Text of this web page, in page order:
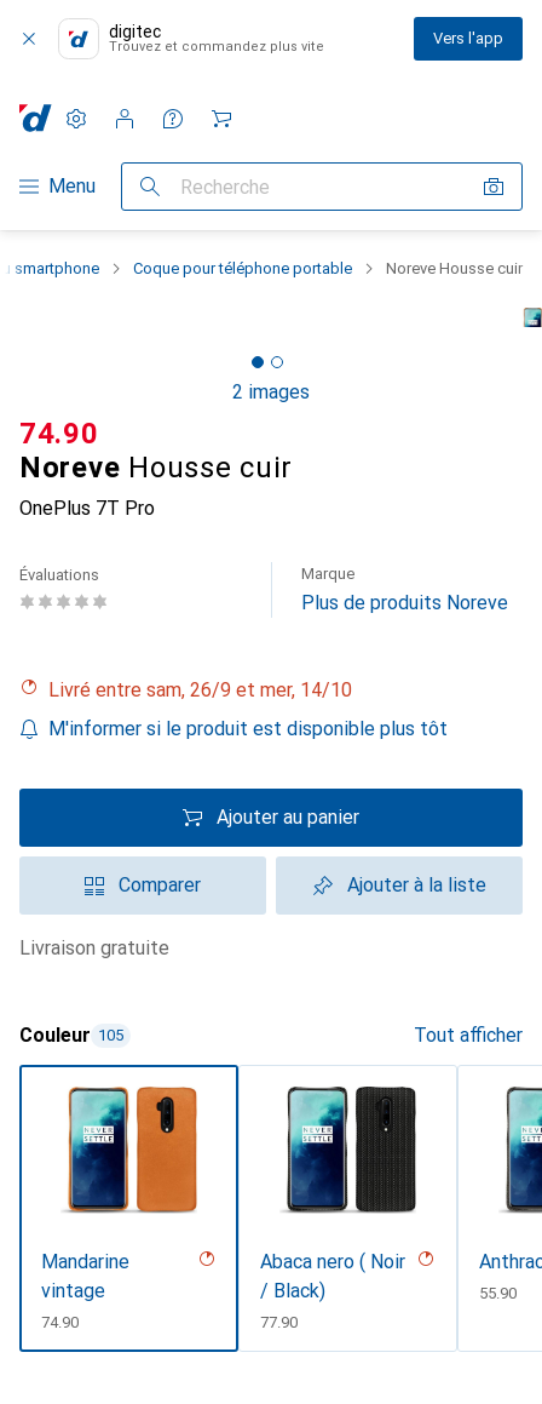
digitec
Trouvez et commandez plus vite Vers l'app
Navigation par catégorie
Menu Recherche
Paramètres
Compte client
Listes de comparaison
Listes d'envies
Panier
smartphone Coque pour téléphone portable Noreve Housse cuir
2 images
Noreve Housse cuir
OnePlus 7T Pro
CHF
74.90
Évaluations Marque
Plus de produits Noreve
Livré entre sam, 26/9 et mer, 14/10
M'informer si le produit est disponible plus tôt
Ajouter au panier
Comparer Ajouter à la liste
livraison gratuite
Couleur 105 Tout afficher
Mandarine
vintage
CHF
74.90
Abaca nero ( Noir
/ Black)
CHF
77.90
CHF
55.90